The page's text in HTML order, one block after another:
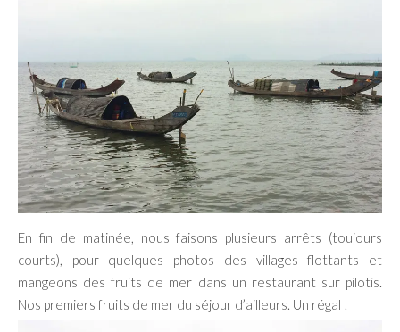
En fin de matinée, nous faisons plusieurs arrêts (toujours
courts), pour quelques photos des villages flottants et
mangeons des fruits de mer dans un restaurant sur pilotis.
Nos premiers fruits de mer du séjour d’ailleurs. Un régal !